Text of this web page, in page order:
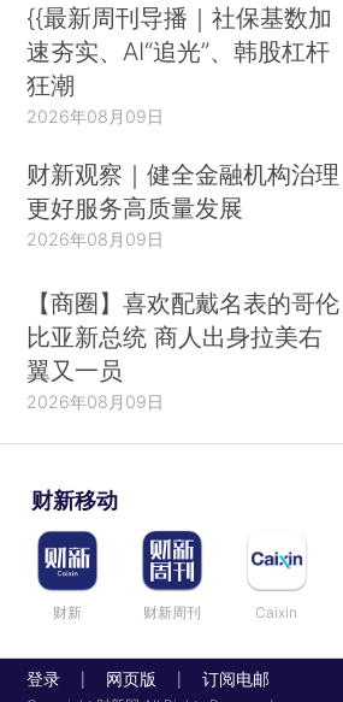
{{最新周刊导播｜社保基数加
速夯实、AI“追光”、韩股杠杆
狂潮
2026年08月09日
财新观察｜健全金融机构治理
更好服务高质量发展
2026年08月09日
【商圈】喜欢配戴名表的哥伦
比亚新总统 商人出身拉美右
翼又一员
2026年08月09日
财新移动
财新 财新周刊 Caixin
登录 网页版 订阅电邮